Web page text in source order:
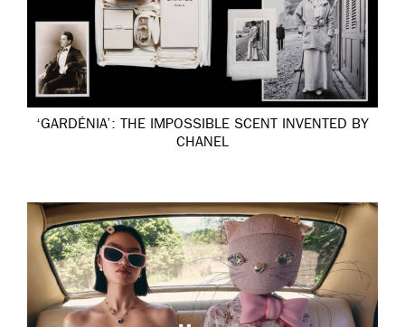
‘GARDÉNIA’: THE IMPOSSIBLE SCENT INVENTED BY
CHANEL